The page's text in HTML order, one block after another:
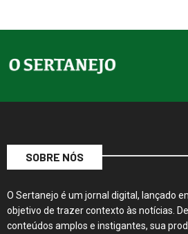
SOBRE NÓS
O Sertanejo é um jornal digital, lançado
objetivo de trazer contexto às notícias.
conteúdos amplos e instigantes, sua